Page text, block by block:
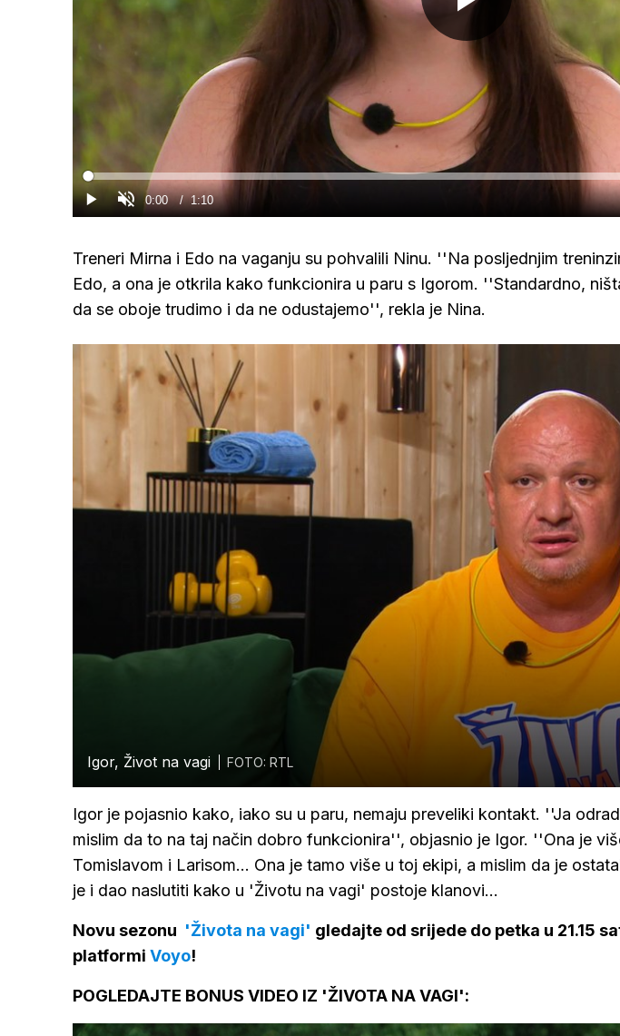
Gledaj
GledajUpali
zvuk
Current
0:00 / Duration
1:10
Loaded:
0%
Treneri Mirna i Edo na vaganju su pohvalili Ninu. ''Na posljednjim
Edo, a ona je otkrila kako funkcionira u paru s Igorom. ''Standardno,
da se oboje trudimo i da ne odustajemo'', rekla je Nina.
Igor, Život na vagi FOTO: RTL
Igor je pojasnio kako, iako su u paru, nemaju preveliki kontakt. ''Ja
mislim da to na taj način dobro funkcionira'', objasnio je Igor. ''Ona je
Tomislavom i Larisom... Ona je tamo više u toj ekipi, a mislim da je
je i dao naslutiti kako u 'Životu na vagi' postoje klanovi...
Novu sezonu 'Života na vagi' gledajte od srijede do petka u 21.15
platformi Voyo!
POGLEDAJTE BONUS VIDEO IZ 'ŽIVOTA NA VAGI':